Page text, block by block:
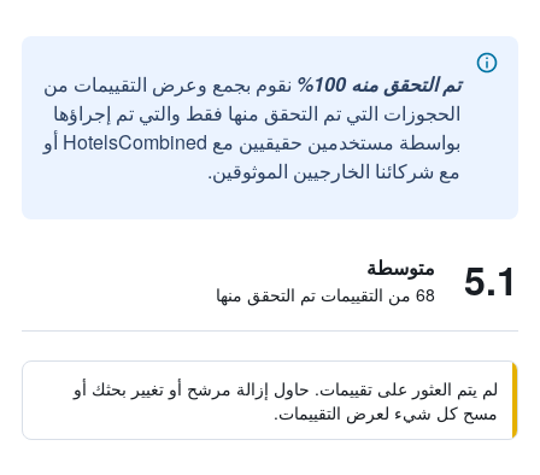
تم التحقق منه 100%
نقوم بجمع وعرض التقييمات من
الحجوزات التي تم التحقق منها فقط والتي تم إجراؤها
بواسطة مستخدمين حقيقيين مع HotelsCombined أو
مع شركائنا الخارجيين الموثوقين.
5.1 متوسطة
68 من التقييمات تم التحقق منها
لم يتم العثور على تقييمات. حاول إزالة مرشح أو تغيير بحثك أو
مسح كل شيء لعرض التقييمات.